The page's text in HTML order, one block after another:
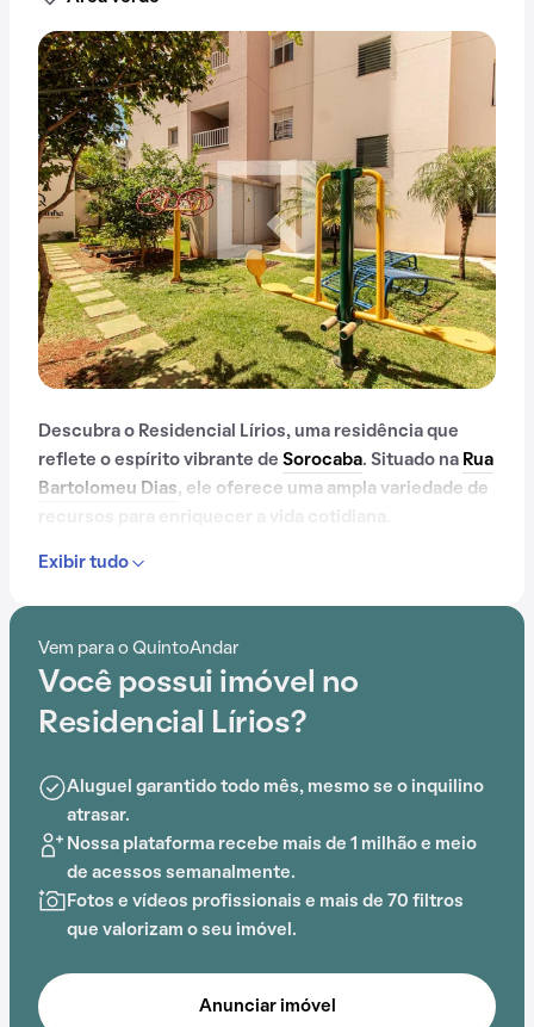
Descubra o Residencial Lírios, uma residência que
reflete o espírito vibrante de Sorocaba. Situado na Rua
Bartolomeu Dias, ele oferece uma ampla variedade de
festas e playground, o Residencial Lírios é ideal para
A proximidade com Anfiteatro Central Parque
adiciona praticidade a essa experiência.
Exibir tudo
Vem para o QuintoAndar
Você possui imóvel no
Residencial Lírios?
Aluguel garantido todo mês, mesmo se o inquilino
atrasar.
Nossa plataforma recebe mais de 1 milhão e meio
de acessos semanalmente.
Fotos e vídeos profissionais e mais de 70 filtros
que valorizam o seu imóvel.
Anunciar imóvel